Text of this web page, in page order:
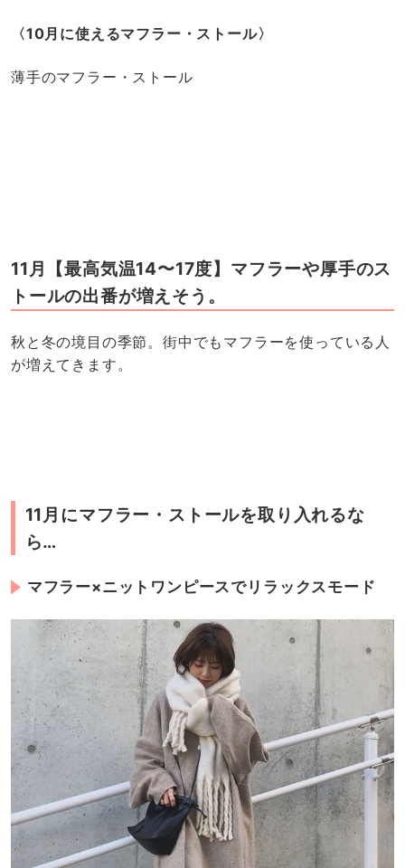
〈10月に使えるマフラー・ストール〉
薄手のマフラー・ストール
11月【最高気温14〜17度】マフラーや厚手のス
トールの出番が増えそう。
秋と冬の境目の季節。街中でもマフラーを使っている人
が増えてきます。
11月にマフラー・ストールを取り入れるな
ら…
マフラー×ニットワンピースでリラックスモード